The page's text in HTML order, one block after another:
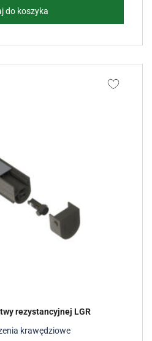
do koszyka
krawędziowe
rezystancyjnej LGR